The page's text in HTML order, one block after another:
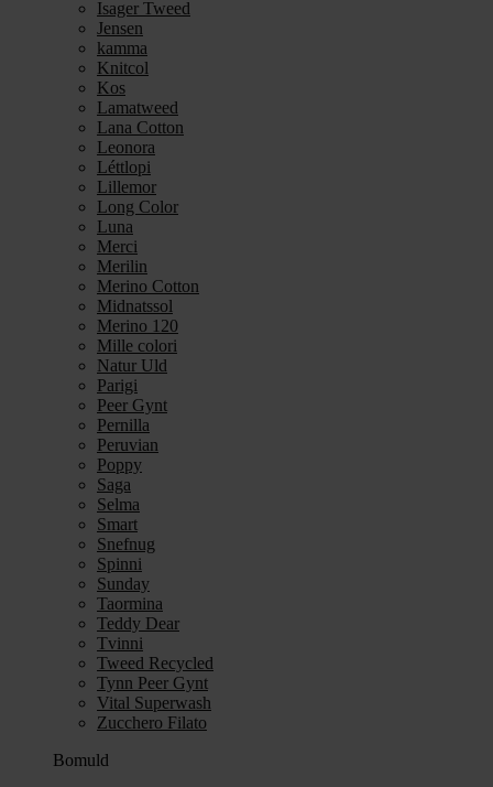
Isager Tweed
Jensen
kamma
Knitcol
Kos
Lamatweed
Lana Cotton
Leonora
Léttlopi
Lillemor
Long Color
Luna
Merci
Merilin
Merino Cotton
Midnatssol
Merino 120
Mille colori
Natur Uld
Parigi
Peer Gynt
Pernilla
Peruvian
Poppy
Saga
Selma
Smart
Snefnug
Spinni
Sunday
Taormina
Teddy Dear
Tvinni
Tweed Recycled
Tynn Peer Gynt
Vital Superwash
Zucchero Filato
Bomuld